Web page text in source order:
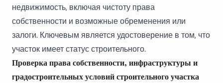
недвижимость, включая чистоту права
собственности и возможные обременения или
залоги. Ключевым является удостоверение в том, что
участок имеет статус строительного.
Проверка права собственности, инфраструктуры и
градостроительных условий строительного участка